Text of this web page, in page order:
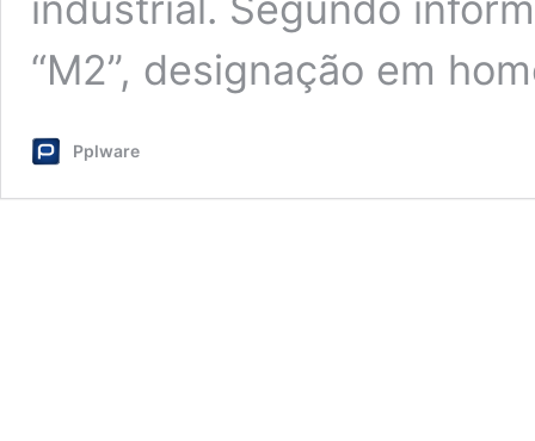
“M2”, designação em
Pplware